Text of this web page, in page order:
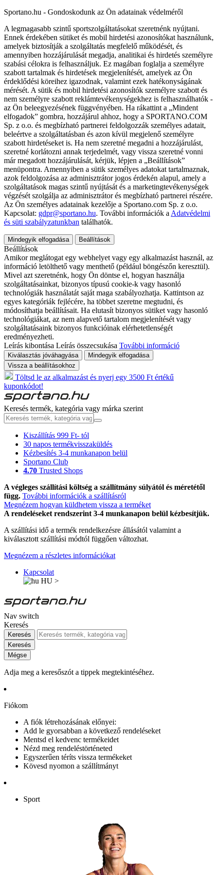
Sportano.hu - Gondoskodunk az Ön adatainak védelméről
A legmagasabb szintű sportszolgáltatásokat szeretnénk nyújtani.
Ennek érdekében sütiket és mobil hirdetési azonosítókat használunk,
amelyek biztosítják a szolgáltatás megfelelő működését, és
amennyiben hozzájárulását megadja, analitikai és hirdetés személyre
szabási célokra is felhasználjuk. Ez magában foglalja a személyre
szabott tartalmak és hirdetések megjelenítését, amelyek az Ön
érdeklődési köreihez igazodnak, valamint ezek hatékonyságának
mérését. A sütik és mobil hirdetési azonosítók személyre szabott és
nem személyre szabott reklámtevékenységekhez is felhasználhatók -
az Ön beleegyezésének függvényében. Ha rákattint a „Mindent
elfogadok” gombra, hozzájárul ahhoz, hogy a SPORTANO.COM
Sp. z o.o. és megbízható partnerei feldolgozzák személyes adatait,
beleértve a szolgáltatásban és azon kívül megjelenő személyre
szabott hirdetéseket is. Ha nem szeretné megadni a hozzájárulást,
szeretné korlátozni annak terjedelmét, vagy vissza szeretné vonni
már megadott hozzájárulását, kérjük, lépjen a „Beállítások”
menüpontra. Amennyiben a sütik személyes adatokat tartalmaznak,
azok feldolgozása az adminisztrátor jogos érdekén alapul, amely a
szolgáltatások magas szintű nyújtását és a marketingtevékenységek
végzését szolgálja az adminisztrátor és megbízható partnerei részére.
Az Ön személyes adatainak kezelője a Sportano.com Sp. z o.o.
Kapcsolat: gdpr@sportano.hu. További információk a Adatvédelmi
és süti szabályzatunkban találhatók.
Mindegyik elfogadása Beállítások
Beállítások
Amikor meglátogat egy webhelyet vagy egy alkalmazást használ, az
információ letölthető vagy menthető (például böngészőn keresztül).
Mivel azt szeretnénk, hogy Ön döntse el, hogyan használja
szolgáltatásainkat, bizonyos típusú cookie-k vagy hasonló
technológiák használatát saját maga szabályozhatja. Kattintson az
egyes kategóriák fejlécére, ha többet szeretne megtudni, és
módosíthatja beállításait. Ha elutasít bizonyos sütiket vagy hasonló
technológiákat, az nem alapvető tartalom megjelenítését vagy
szolgáltatásaink bizonyos funkcióinak elérhetetlenségét
eredményezheti.
Leírás kibontása Leírás összecsukása További információ
Kiválasztás jóváhagyása
Mindegyik elfogadása
Vissza a beállításokhoz
Töltsd le az alkalmazást és nyerj egy 3500 Ft értékű
kuponkódot!
Keresés termék, kategória vagy márka szerint
Kiszállítás 999 Ft- tól
30 napos termékvisszaküldés
Kézbesítés 3-4 munkanapon belül
Sportano Club
4.70 Trusted Shops
A végleges szállítási költség a szállítmány súlyától és méretétől
függ. További információk a szállításról
Megnézem hogyan küldhetem vissza a terméket
A rendeléseket rendszerint 3-4 munkanapon belül kézbesítjük.
A szállítási idő a termék rendelkezésre állásától valamint a
kiválasztott szállítási módtól függően változhat.
Megnézem a részletes információkat
Kapcsolat
HU >
Nav switch
Keresés
Keresés
Keresés
Mégse
Adja meg a keresőszót a tippek megtekintéséhez.
Fiókom
A fiók létrehozásának előnyei:
Add le gyorsabban a következő rendeléseket
Mentsd el kedvenc termékeidet
Nézd meg rendeléstörténeted
Egyszerűen téríts vissza termékeket
Kövesd nyomon a szállítmányt
Sport